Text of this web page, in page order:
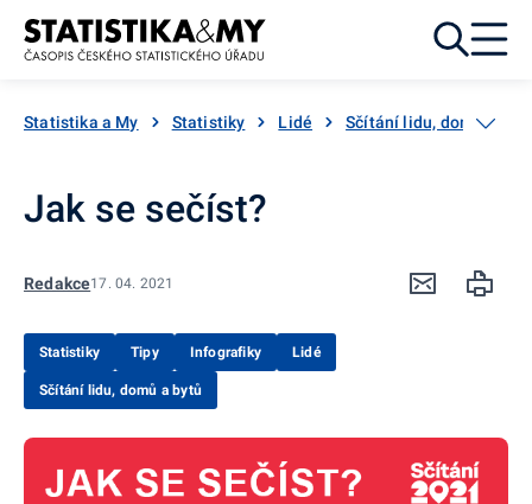
Přejít k obsahu
Statistika a My Statistiky Lidé Sčítání lidu, domů a
Jak se sečíst?
Redakce17. 04. 2021
Statistiky Tipy Infografiky Lidé
Sčítání lidu, domů a bytů